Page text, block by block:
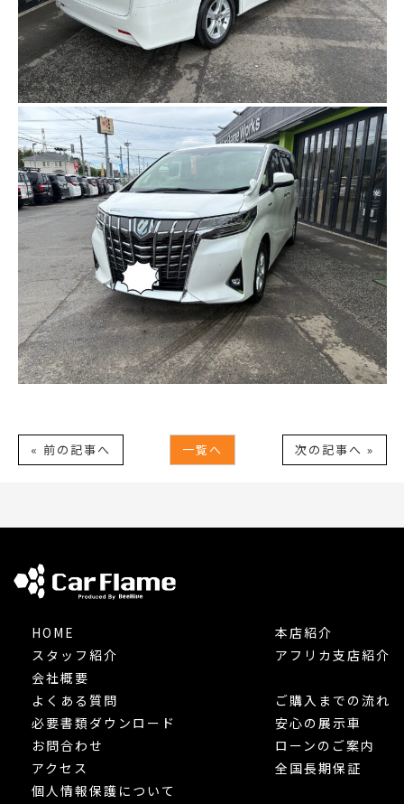
« 前の記事へ 一覧へ 次の記事へ »
HOME
スタッフ紹介
会社概要
本店紹介
アフリカ支店紹介
よくある質問
必要書類ダウンロード
お問合わせ
アクセス
個人情報保護について
ご購入までの流れ
安心の展示車
ローンのご案内
全国長期保証